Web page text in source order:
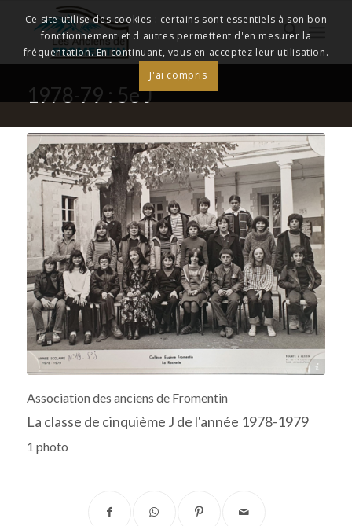
1978-79 : 5e J
Archives départementales 17
Association des anciens de Fromentin
La classe de cinquième J de l'année 1978-1979
1 photo
Ce site utilise des cookies : certains sont essentiels à son bon
fonctionnement et d'autres permettent d'en mesurer la
fréquentation. En continuant, vous en acceptez leur utilisation.
J'ai compris